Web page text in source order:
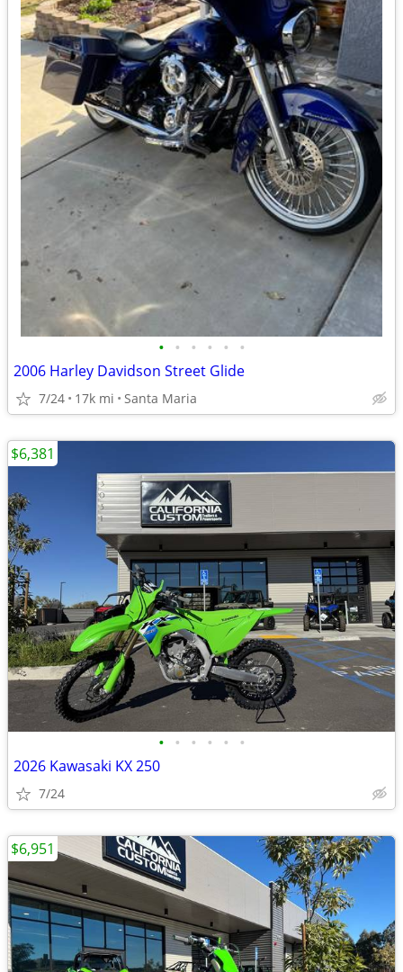
• • • • • •
2006 Harley Davidson Street Glide
7/24 17k mi Santa Maria
• • • • • •
2026 Kawasaki KX 250
7/24
$6,381
$6,951